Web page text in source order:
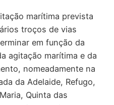
marítima prevista
troços de vias
em função da
agitação marítima e da
nomeadamente na
da Adelaide, Refugo,
Quinta das